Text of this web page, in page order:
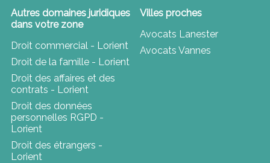
Autres domaines juridiques
dans votre zone
Droit commercial - Lorient
Droit de la famille - Lorient
Droit des affaires et des
contrats - Lorient
Droit des données
personnelles RGPD -
Lorient
Droit des étrangers -
Lorient
Villes proches
Avocats Lanester
Avocats Vannes